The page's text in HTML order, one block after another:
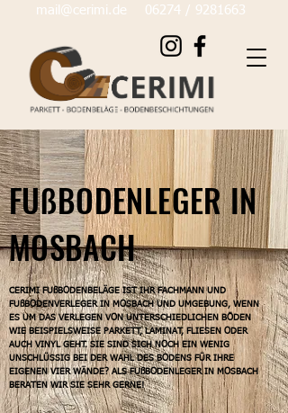
mail@cerimi.de 06274 / 9281663
FUßBODENLEGER IN
MOSBACH
CERIMI FUßBODENBELÄGE IST IHR FACHMANN UND
FUßBODENVERLEGER IN MOSBACH UND UMGEBUNG, WENN
ES UM DAS VERLEGEN VON UNTERSCHIEDLICHEN BÖDEN
WIE BEISPIELSWEISE PARKETT, LAMINAT, FLIESEN ODER
AUCH VINYL GEHT. SIE SIND SICH NOCH EIN WENIG
UNSCHLÜSSIG BEI DER WAHL DES BODENS FÜR IHRE
EIGENEN VIER WÄNDE? ALS FUßBODENLEGER IN MOSBACH
BERATEN WIR SIE SEHR GERNE!